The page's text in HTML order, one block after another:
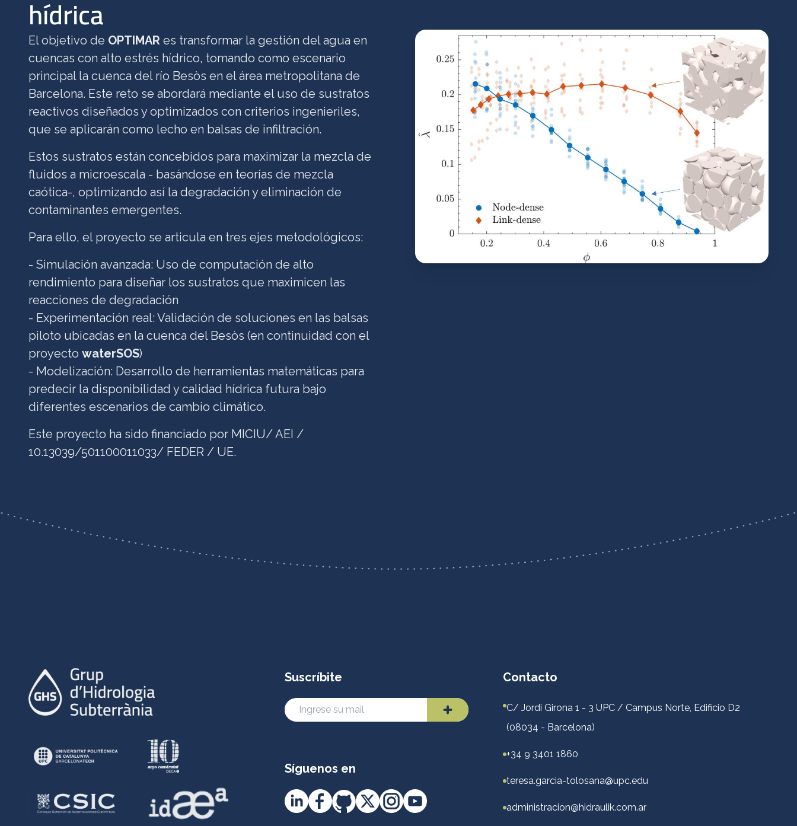
hídrica
El objetivo de OPTIMAR es transformar la gestión del agua en
cuencas con alto estrés hídrico, tomando como escenario
principal la cuenca del río Besòs en el área metropolitana de
Barcelona. Este reto se abordará mediante el uso de sustratos
reactivos diseñados y optimizados con criterios ingenieriles,
que se aplicarán como lecho en balsas de infiltración.
Estos sustratos están concebidos para maximizar la mezcla de
fluidos a microescala - basándose en teorías de mezcla
caótica-, optimizando así la degradación y eliminación de
contaminantes emergentes.
Para ello, el proyecto se articula en tres ejes metodológicos:
- Simulación avanzada: Uso de computación de alto
rendimiento para diseñar los sustratos que maximicen las
reacciones de degradación
- Experimentación real: Validación de soluciones en las balsas
piloto ubicadas en la cuenca del Besòs (en continuidad con el
proyecto waterSOS)
- Modelización: Desarrollo de herramientas matemáticas para
predecir la disponibilidad y calidad hídrica futura bajo
diferentes escenarios de cambio climático.
Este proyecto ha sido financiado por MICIU/ AEI /
10.13039/501100011033/ FEDER / UE.
Suscríbite
Síguenos en
Contacto
C/ Jordi Girona 1 - 3 UPC / Campus Norte, Edificio D2
(08034 - Barcelona)
+34 9 3401 1860
teresa.garcia-tolosana@upc.edu
administracion@hidraulik.com.ar